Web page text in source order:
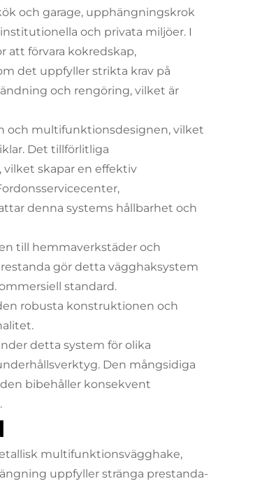
och garage, upphängningskrok
och privata miljöer. I
att förvara kokredskap,
det uppfyller strikta krav på
och rengöring, vilket är
och multifunktionsdesignen, vilket
Det tillförlitliga
skapar en effektiv
denna systems hållbarhet och
till hemmaverkstäder och
gör detta vägghaksystem
standard.
robusta konstruktionen och
detta system för olika
Den mångsidiga
bibehåller konsekvent
multifunktionsvägghake,
uppfyller stränga prestanda-